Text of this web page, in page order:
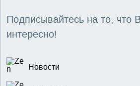
Подписывайтесь на то, что
интересно!
Новости